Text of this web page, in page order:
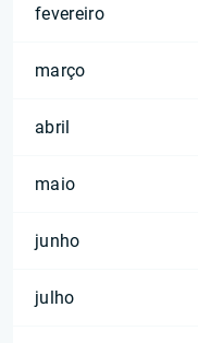
fevereiro
março
abril
maio
junho
julho